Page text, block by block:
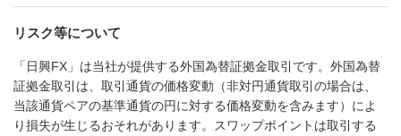
リスク等について
「日興FX」は当社が提供する外国為替証拠金取引です。外国為替
証拠金取引は、取引通貨の価格変動（非対円通貨取引の場合は、
当該通貨ペアの基準通貨の円に対する価格変動を含みます）によ
り損失が生じるおそれがあります。スワップポイントは取引する